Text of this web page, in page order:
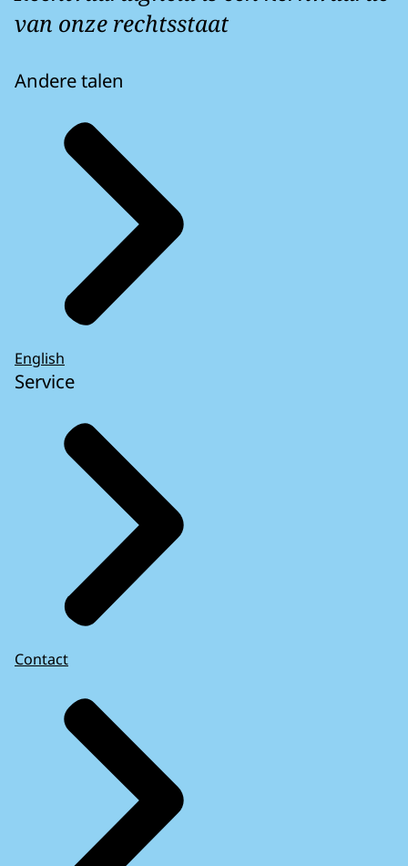
van onze rechtsstaat
Andere talen
English
Service
Contact